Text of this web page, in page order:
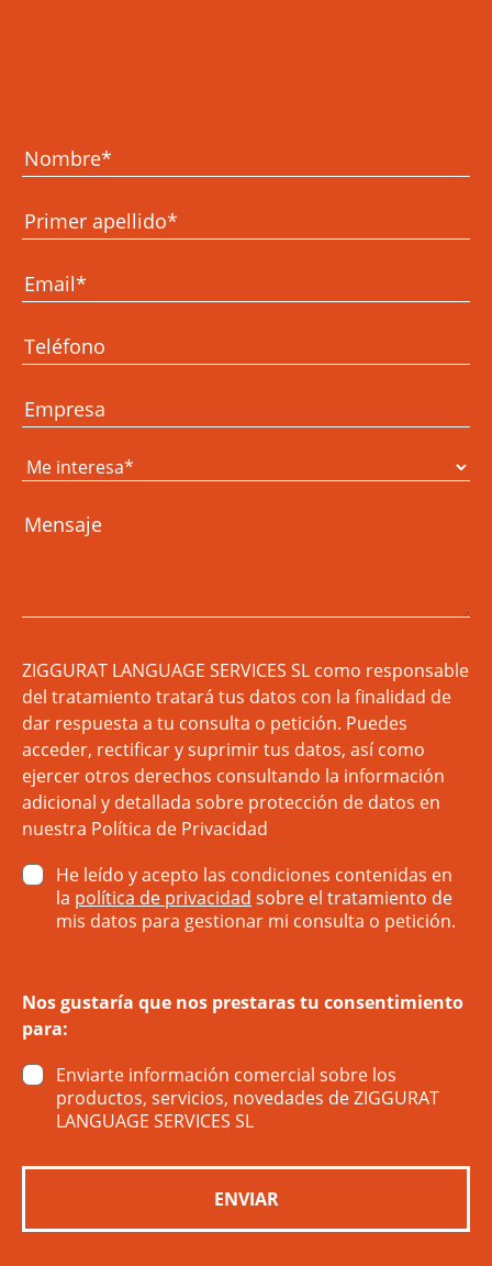
ZIGGURAT LANGUAGE SERVICES SL como responsable
del tratamiento tratará tus datos con la finalidad de
dar respuesta a tu consulta o petición. Puedes
acceder, rectificar y suprimir tus datos, así como
ejercer otros derechos consultando la información
adicional y detallada sobre protección de datos en
nuestra Política de Privacidad
He leído y acepto las condiciones contenidas en
la política de privacidad sobre el tratamiento de
mis datos para gestionar mi consulta o petición.
Nos gustaría que nos prestaras tu consentimiento
para:
Enviarte información comercial sobre los
productos, servicios, novedades de ZIGGURAT
LANGUAGE SERVICES SL